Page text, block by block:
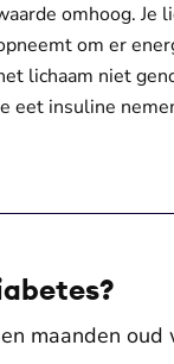
omhoog. Je
om er
lichaam niet
eet insuline
maanden